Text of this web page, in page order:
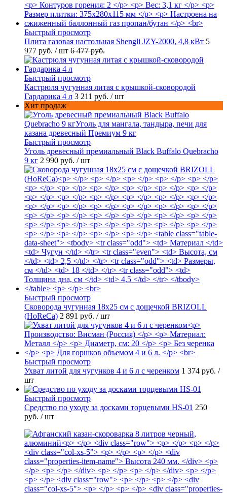
Быстрый просмотр
Плита газовая настольная Shengli JZY-2000, 4,8 кВт 5
977 руб. / шт 6 477 руб.
Быстрый просмотр
Кастрюля чугунная литая с крышкой-сковородой
Гардарика 4 л 3 211 руб. / шт
Хит продаж
Быстрый просмотр
Уголь древесный премиальный Black Buffalo Quebracho
9 кг 2 990 руб. / шт
Быстрый просмотр
Сковорода чугунная 18х25 см с дощечкой BRIZOLL
(HoReCa) 2 891 руб. / шт
Быстрый просмотр
Ухват литой для чугунков 4 и 6 л с черенком 1 374 руб. /
шт
Быстрый просмотр
Средство по уходу за досками торцевыми HS-01 250
руб. / шт